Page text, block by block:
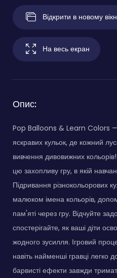
Відкрити в новому
На весь екран
Опис:
Pop Balloons & Learn Colors —
яскравих кульок, де кожний
вивчення дивовижних
цю захопливу гру, в якій
Підривання різнокольорових
малюком імена кольорів,
пам'яті через гру. Відчуйте
спостерігайте, як ваші діти
жодного зусилля. Ігровий
навіть найменші гравці легко
барвисті ефекти завжди